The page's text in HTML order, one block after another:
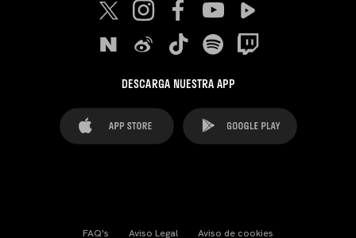
DESCARGA NUESTRA APP
FAQ's Aviso Legal Aviso de cookies